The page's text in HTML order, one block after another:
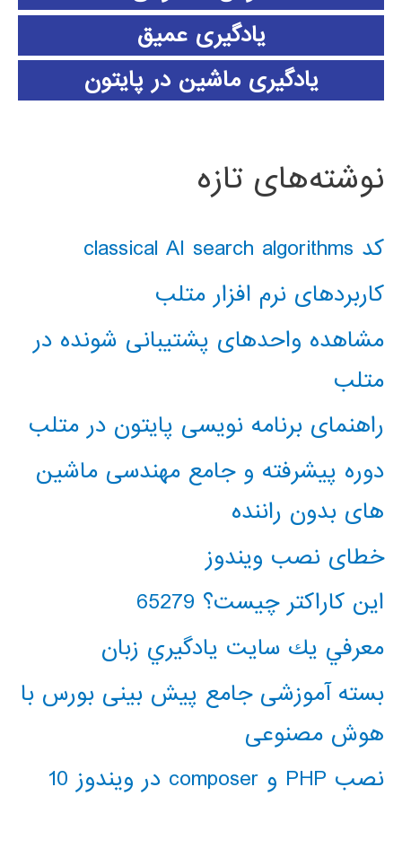
یادگیری عمیق
یادگیری ماشین در پایتون
نوشته‌های تازه
کد classical AI search algorithms
کاربردهای نرم افزار متلب
مشاهده واحدهای پشتیبانی شونده در
متلب
راهنمای برنامه نویسی پایتون در متلب
دوره پیشرفته و جامع مهندسی ماشین
های بدون راننده
خطای نصب ویندوز
این کاراکتر چیست؟ 65279
معرفي يك سايت يادگيري زبان
بسته آموزشی جامع پیش بینی بورس با
هوش مصنوعی
نصب PHP و composer در ویندوز 10